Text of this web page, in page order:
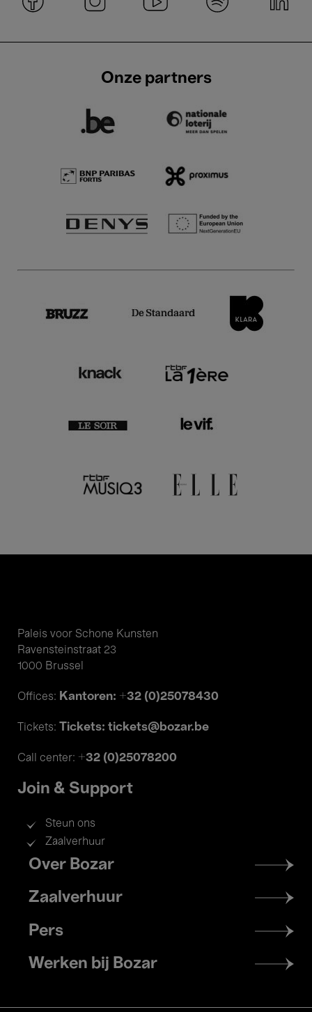
Onze partners
Paleis voor Schone Kunsten
Ravensteinstraat 23
1000 Brussel
Offices: Kantoren: +32 (0)25078430
Tickets: Tickets: tickets@bozar.be
Call center: +32 (0)25078200
Join & Support
Steun ons
Zaalverhuur
Footer
menu
Over Bozar
Zaalverhuur
Pers
Werken bij Bozar